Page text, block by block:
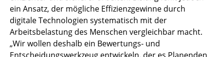
ein Ansatz, der mögliche Effizienzgewinne durch
digitale Technologien systematisch mit der
Arbeitsbelastung des Menschen vergleichbar macht.
„Wir wollen deshalb ein Bewertungs- und